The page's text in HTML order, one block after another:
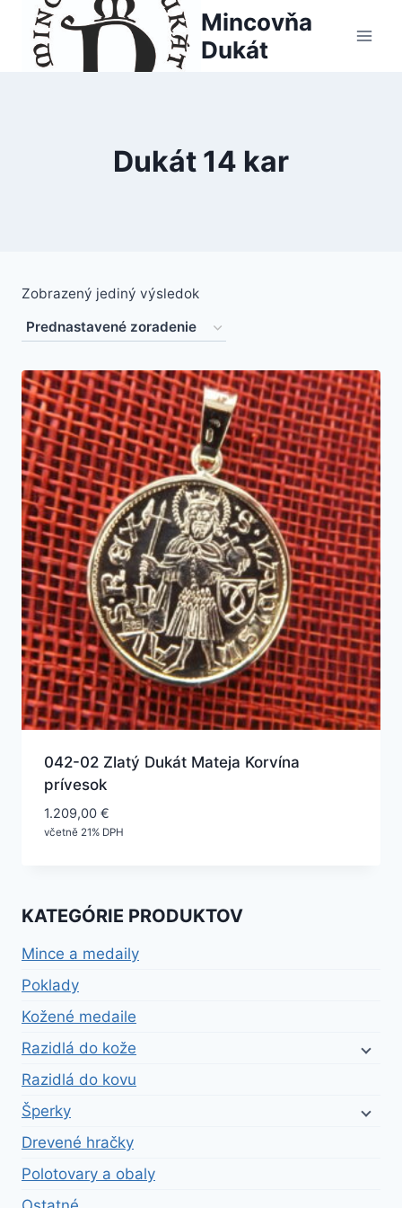
content
Mincovňa
Dukát
Dukát 14 kar
Zobrazený jediný výsledok
042-02 Zlatý Dukát Mateja Korvína
prívesok
1.209,00 €
včetně 21% DPH
KATEGÓRIE PRODUKTOV
Mince a medaily
Poklady
Kožené medaile
Razidlá do kože
Razidlá do kovu
Šperky
Drevené hračky
Polotovary a obaly